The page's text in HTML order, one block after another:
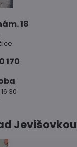
18
170
Jevišovkou